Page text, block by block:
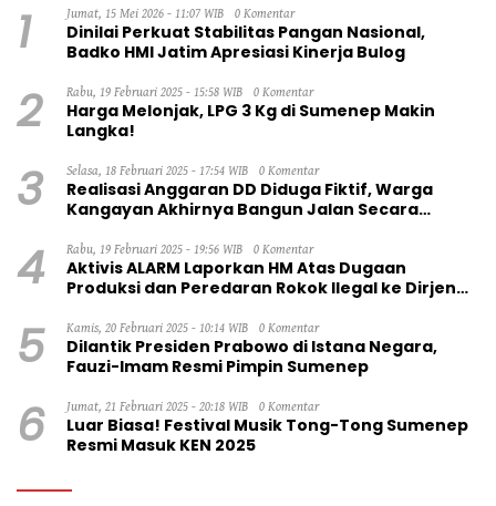
1 Jumat, 15 Mei 2026 - 11:07 WIB 0 Komentar
Dinilai Perkuat Stabilitas Pangan Nasional,
Badko HMI Jatim Apresiasi Kinerja Bulog
2 Rabu, 19 Februari 2025 - 15:58 WIB 0 Komentar
Harga Melonjak, LPG 3 Kg di Sumenep Makin
Langka!
3 Selasa, 18 Februari 2025 - 17:54 WIB 0 Komentar
Realisasi Anggaran DD Diduga Fiktif, Warga
Kangayan Akhirnya Bangun Jalan Secara
4 Rabu, 19 Februari 2025 - 19:56 WIB 0 Komentar
Aktivis ALARM Laporkan HM Atas Dugaan
Produksi dan Peredaran Rokok Ilegal ke Dirjen
5 Kamis, 20 Februari 2025 - 10:14 WIB 0 Komentar
Dilantik Presiden Prabowo di Istana Negara,
Fauzi-Imam Resmi Pimpin Sumenep
6 Jumat, 21 Februari 2025 - 20:18 WIB 0 Komentar
Luar Biasa! Festival Musik Tong-Tong Sumenep
Resmi Masuk KEN 2025